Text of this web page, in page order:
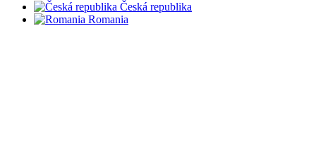
Česká republika
Romania